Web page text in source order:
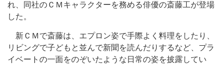
れ、同社のＣＭキャラクターを務める俳優の斎藤工が登場
した。
新ＣＭで斎藤は、エプロン姿で手際よく料理をしたり、
リビングで子どもと並んで新聞を読んだりするなど、プラ
イベートの一面をのぞいたような日常の姿を披露してい